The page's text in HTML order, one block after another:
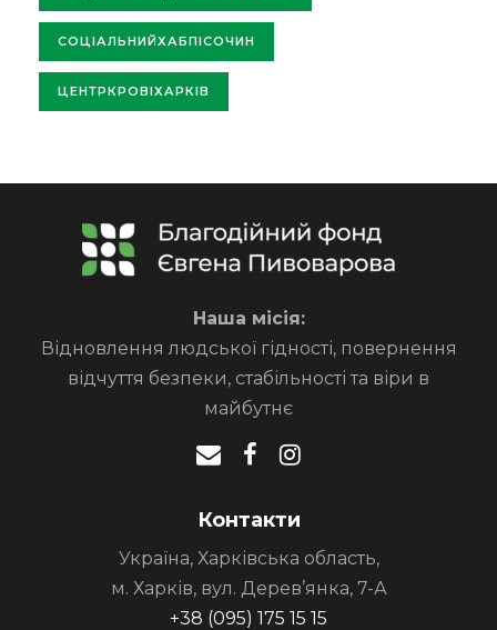
СОЦІАЛЬНИЙХАБПІСОЧИН
ЦЕНТРКРОВІХАРКІВ
Наша місія:
Відновлення людської гідності, повернення
відчуття безпеки, стабільності та віри в
майбутнє
Контакти
Україна, Харківська область,
м. Харків, вул. Дерев’янка, 7-А
+38 (095) 175 15 15